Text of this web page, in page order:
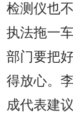
检测仪也
执法拖一
部门要把
得放心。
成代表建